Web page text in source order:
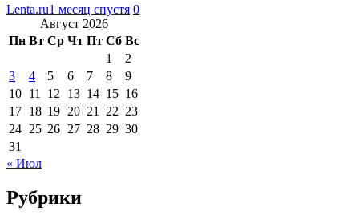
Lenta.ru1 месяц спустя 0
Август 2026
Пн Вт Ср Чт Пт Сб Вс
1
2
3
4 5 6 7 8
9
10 11 12 13 14 15 16
17 18 19 20 21 22 23
24 25 26 27 28 29 30
31
« Июл
Рубрики